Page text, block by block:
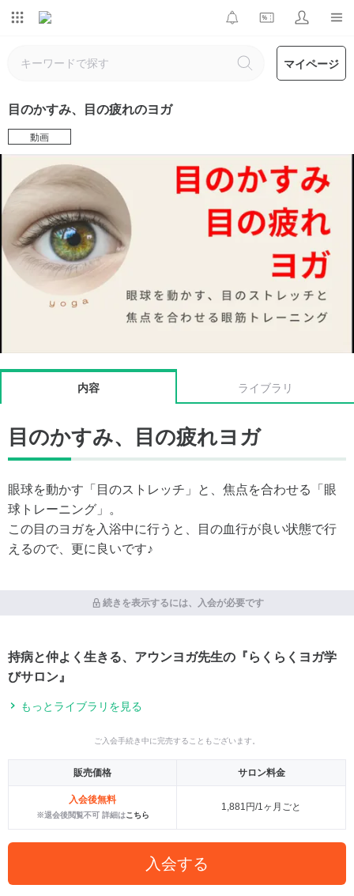
マイページ
目のかすみ、目の疲れのヨガ
動画
内容 ライブラリ
目のかすみ、目の疲れヨガ
眼球を動かす「目のストレッチ」と、焦点を合わせる「眼
球トレーニング」。
この目のヨガを入浴中に行うと、目の血行が良い状態で行
えるので、更に良いです♪
続きを表示するには、入会が必要です
持病と仲よく生きる、アウンヨガ先生の『らくらくヨガ学
びサロン』
もっとライブラリを見る
ご入会手続き中に完売することもございます。
販売価格 サロン料金
入会後無料
※退会後閲覧不可 詳細はこちら
1,881円/1ヶ月ごと
入会する